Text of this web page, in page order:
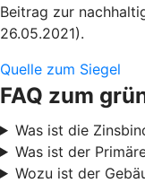
Beitrag zur
26.05.2021).
Quelle zum Siegel
FAQ zum
Was ist die
Was ist der
Wozu ist der